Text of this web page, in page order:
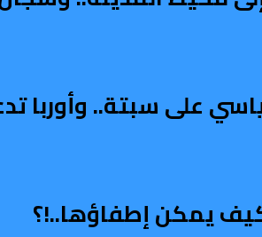
على سبتة.. وأوربا
يمكن إطفاؤها..!؟